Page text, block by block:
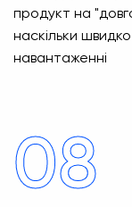
продукт на
наскільки
навантаженні
08